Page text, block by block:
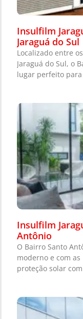
Insulfilm
Jaraguá do Sul
Localizado entre
Jaraguá do Sul, o
lugar perfeito
Insulfilm
Antônio
O Bairro Santo
moderno e com
proteção solar com